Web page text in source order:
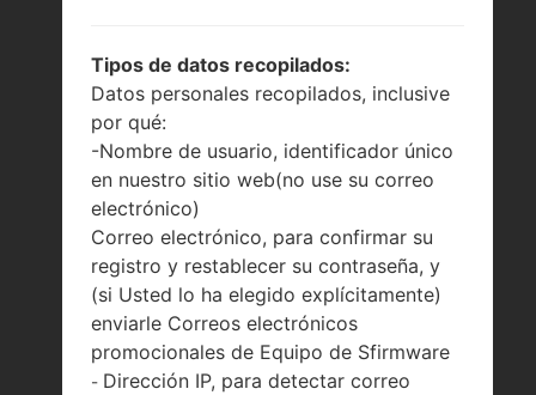
Tipos de datos recopilados:
Datos personales recopilados, inclusive
por qué:
-Nombre de usuario, identificador único
en nuestro sitio web(no use su correo
electrónico)
Correo electrónico, para confirmar su
registro y restablecer su contraseña, y
(si Usted lo ha elegido explícitamente)
enviarle Correos electrónicos
promocionales de Equipo de Sfirmware
- Dirección IP, para detectar correo